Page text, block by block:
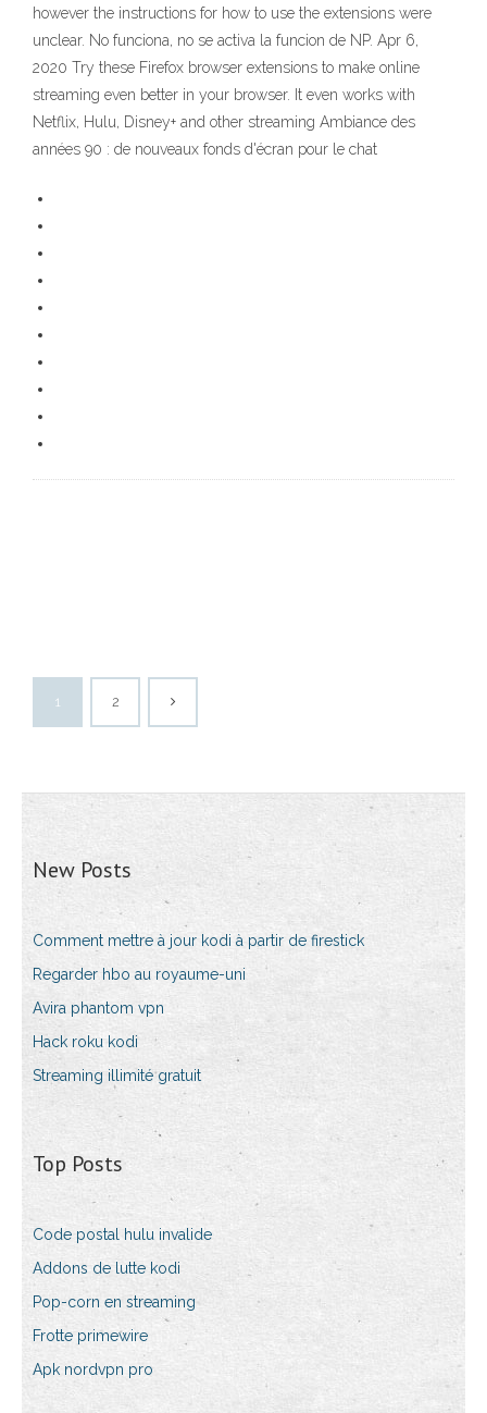
however the instructions for how to use the extensions were
unclear. No funciona, no se activa la funcion de NP. Apr 6,
2020 Try these Firefox browser extensions to make online
streaming even better in your browser. It even works with
Netflix, Hulu, Disney+ and other streaming Ambiance des
années 90 : de nouveaux fonds d'écran pour le chat
1 2
New Posts
Comment mettre à jour kodi à partir de firestick
Regarder hbo au royaume-uni
Avira phantom vpn
Hack roku kodi
Streaming illimité gratuit
Top Posts
Code postal hulu invalide
Addons de lutte kodi
Pop-corn en streaming
Frotte primewire
Apk nordvpn pro